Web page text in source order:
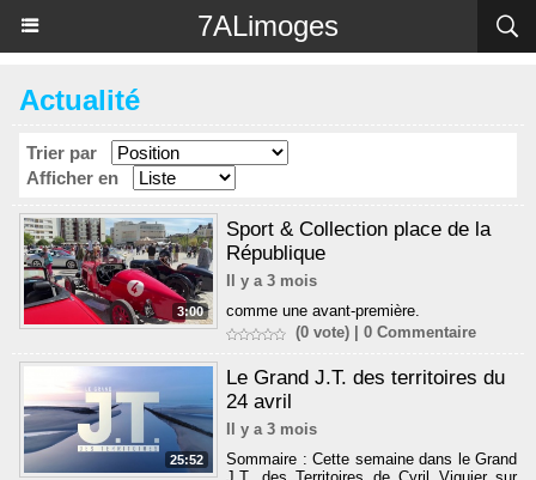
7ALimoges
Actualité
Trier par
Afficher en
3:00
Sport & Collection place de la
République
Il y a 3 mois
comme une avant-première.
(0 vote) |0 Commentaire
25:52
Le Grand J.T. des territoires du
24 avril
Il y a 3 mois
Sommaire : Cette semaine dans le Grand